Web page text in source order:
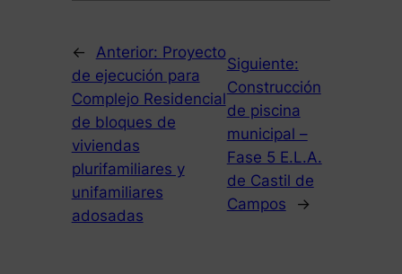
← Anterior: Proyecto
de ejecución para
Complejo Residencial
de bloques de
viviendas
plurifamiliares y
unifamiliares
adosadas
Siguiente:
Construcción
de piscina
municipal –
Fase 5 E.L.A.
de Castil de
Campos
→